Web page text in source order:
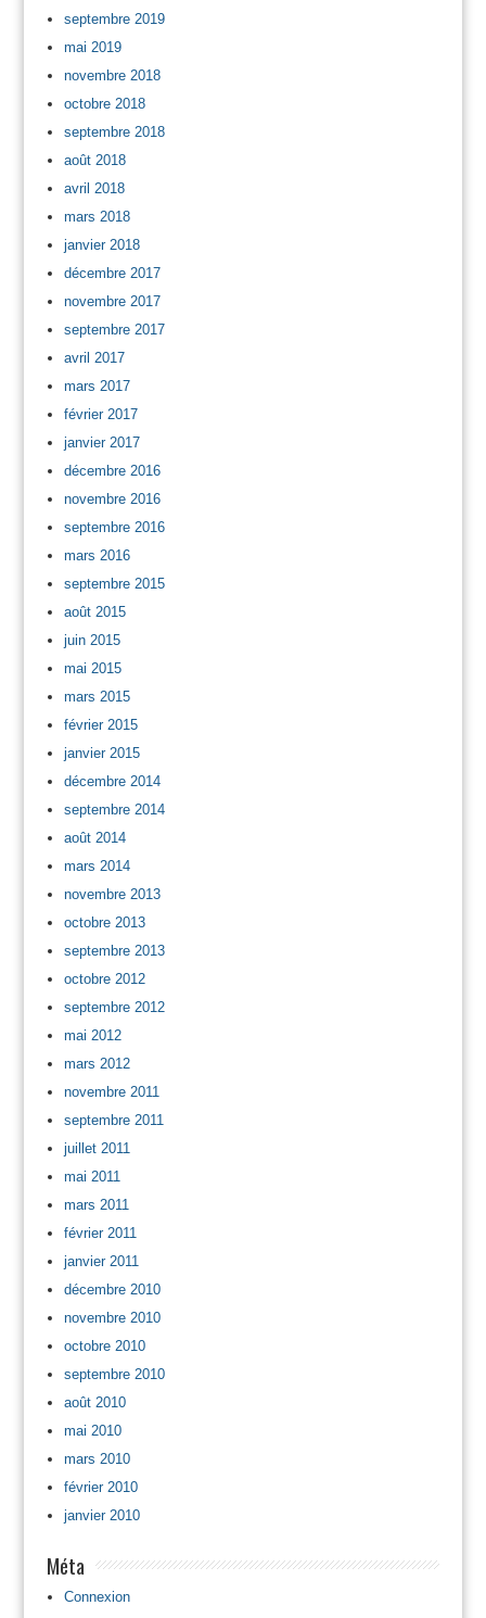
septembre 2019
mai 2019
novembre 2018
octobre 2018
septembre 2018
août 2018
avril 2018
mars 2018
janvier 2018
décembre 2017
novembre 2017
septembre 2017
avril 2017
mars 2017
février 2017
janvier 2017
décembre 2016
novembre 2016
septembre 2016
mars 2016
septembre 2015
août 2015
juin 2015
mai 2015
mars 2015
février 2015
janvier 2015
décembre 2014
septembre 2014
août 2014
mars 2014
novembre 2013
octobre 2013
septembre 2013
octobre 2012
septembre 2012
mai 2012
mars 2012
novembre 2011
septembre 2011
juillet 2011
mai 2011
mars 2011
février 2011
janvier 2011
décembre 2010
novembre 2010
octobre 2010
septembre 2010
août 2010
mai 2010
mars 2010
février 2010
janvier 2010
Méta
Connexion